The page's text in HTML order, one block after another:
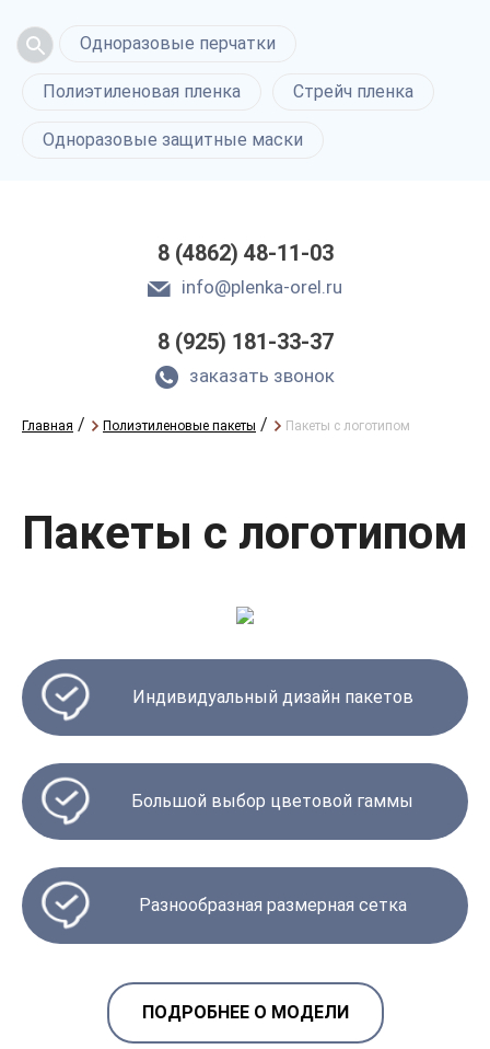
Одноразовые перчатки
Полиэтиленовая пленка Стрейч пленка
Одноразовые защитные маски
8 (4862) 48-11-03
info@plenka-orel.ru
8 (925) 181-33-37
заказать звонок
Главная / Полиэтиленовые пакеты / Пакеты с логотипом
Пакеты с логотипом
Индивидуальный дизайн пакетов
Большой выбор цветовой гаммы
Разнообразная размерная сетка
ПОДРОБНЕЕ О МОДЕЛИ